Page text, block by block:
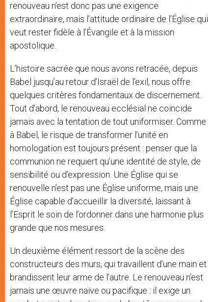
renouveau n’est donc pas une exigence
extraordinaire, mais l’attitude ordinaire de l’Église qui
veut rester fidèle à l’Évangile et à la mission
apostolique.
L’histoire sacrée que nous avons retracée, depuis
Babel jusqu’au retour d’Israël de l’exil, nous offre
quelques critères fondamentaux de discernement.
Tout d’abord, le renouveau ecclésial ne coïncide
jamais avec la tentation de tout uniformiser. Comme
à Babel, le risque de transformer l’unité en
homologation est toujours présent : penser que la
communion ne requiert qu’une identité de style, de
sensibilité ou d’expression. Une Église qui se
renouvelle n’est pas une Église uniforme, mais une
Église capable d’accueillir la diversité, laissant à
l’Esprit le soin de l’ordonner dans une harmonie plus
grande que nos mesures.
Un deuxième élément ressort de la scène des
constructeurs des murs, qui travaillent d’une main et
brandissent leur arme de l’autre. Le renouveau n’est
jamais une œuvre naïve ou pacifique : il exige un